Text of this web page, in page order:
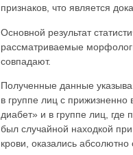
признаков, что является
Основной результат
рассматриваемые
совпадают.
Полученные данные
в группе лиц с
диабет» и в группе лиц,
был случайной находкой
крови, оказались